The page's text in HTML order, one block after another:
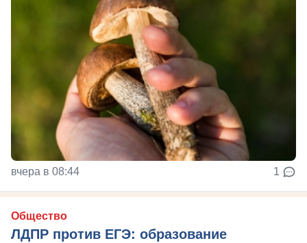
вчера в 08:44 1
Общество
ЛДПР против ЕГЭ: образование